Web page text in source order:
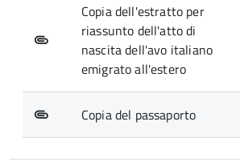
Copia dell'estratto per
riassunto dell'atto di
nascita dell'avo italiano
emigrato all'estero
Copia del passaporto